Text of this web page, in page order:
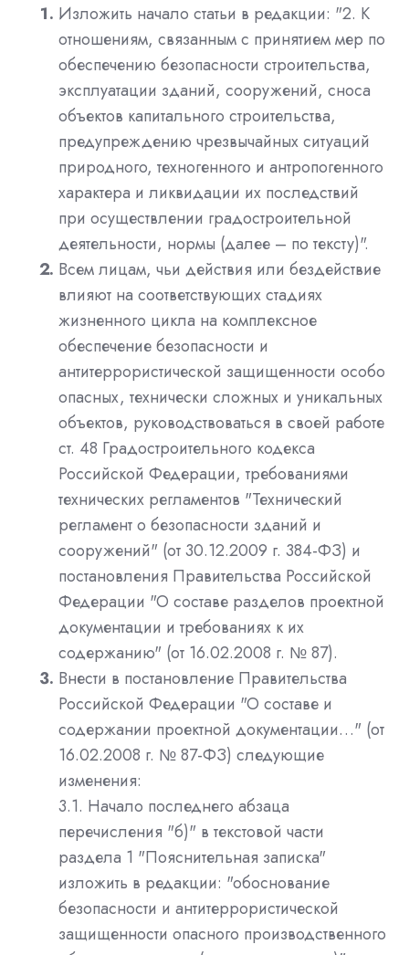
Изложить начало статьи в редакции: "2. К
отношениям, связанным с принятием мер по
обеспечению безопасности строительства,
эксплуатации зданий, сооружений, сноса
объектов капитального строительства,
предупреждению чрезвычайных ситуаций
природного, техногенного и антропогенного
характера и ликвидации их последствий
при осуществлении градостроительной
деятельности, нормы (далее – по тексту)".
Всем лицам, чьи действия или бездействие
влияют на соответствующих стадиях
жизненного цикла на комплексное
обеспечение безопасности и
антитеррористической защищенности особо
опасных, технически сложных и уникальных
объектов, руководствоваться в своей работе
ст. 48 Градостроительного кодекса
Российской Федерации, требованиями
технических регламентов "Технический
регламент о безопасности зданий и
сооружений" (от 30.12.2009 г. 384-ФЗ) и
постановления Правительства Российской
Федерации "О составе разделов проектной
документации и требованиях к их
содержанию" (от 16.02.2008 г. № 87).
Внести в постановление Правительства
Российской Федерации "О составе и
содержании проектной документации…" (от
16.02.2008 г. № 87-ФЗ) следующие
изменения:
3.1. Начало последнего абзаца
перечисления "б)" в текстовой части
раздела 1 "Пояснительная записка"
изложить в редакции: "обоснование
безопасности и антитеррористической
защищенности опасного производственного